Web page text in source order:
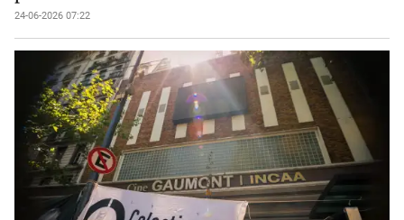
24-06-2026 07:22